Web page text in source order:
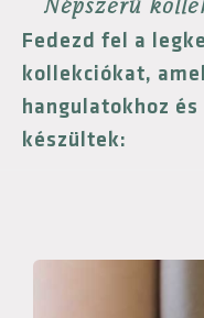
Népszerű
Fedezd fel a
kollekciókat,
hangulatokhoz
készültek: